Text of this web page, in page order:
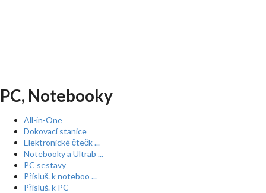
PC, Notebooky
All-in-One
Dokovací stanice
Elektronické čtečk ...
Notebooky a Ultrab ...
PC sestavy
Přísluš. k noteboo ...
Přísluš. k PC